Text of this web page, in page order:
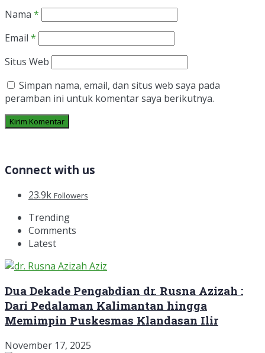
Nama *
Email *
Situs Web
Simpan nama, email, dan situs web saya pada
peramban ini untuk komentar saya berikutnya.
Connect with us
23.9k Followers
Trending
Comments
Latest
Dua Dekade Pengabdian dr. Rusna Azizah :
Dari Pedalaman Kalimantan hingga
Memimpin Puskesmas Klandasan Ilir
November 17, 2025